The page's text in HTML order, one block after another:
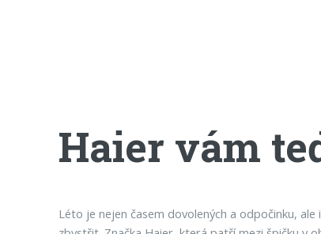
Haier vám
Léto je nejen časem dovolených a odpočinku,